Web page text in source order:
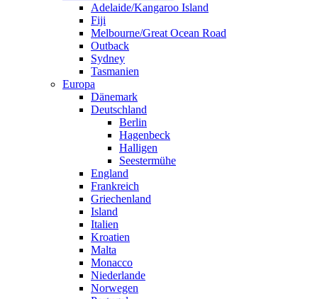
Adelaide/Kangaroo Island
Fiji
Melbourne/Great Ocean Road
Outback
Sydney
Tasmanien
Europa
Dänemark
Deutschland
Berlin
Hagenbeck
Halligen
Seestermühe
England
Frankreich
Griechenland
Island
Italien
Kroatien
Malta
Monacco
Niederlande
Norwegen